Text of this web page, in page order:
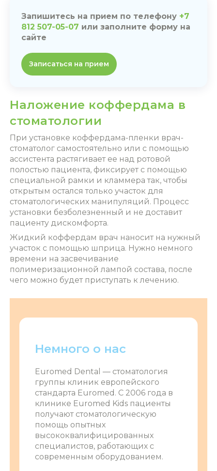
Запишитесь на прием по телефону +7
812 507-05-07 или заполните форму на
сайте
Записаться на прием
Наложение коффердама в
стоматологии
При установке коффердама-пленки врач-
стоматолог самостоятельно или с помощью
ассистента растягивает ее над ротовой
полостью пациента, фиксирует с помощью
специальной рамки и кламмера так, чтобы
открытым остался только участок для
стоматологических манипуляций. Процесс
установки безболезненный и не доставит
пациенту дискомфорта.
Жидкий коффердам врач наносит на нужный
участок с помощью шприца. Нужно немного
времени на засвечивание
полимеризационной лампой состава, после
чего можно будет приступать к лечению.
Немного о нас
Euromed Dental ― стоматология
группы клиник европейского
стандарта Euromed. С 2006 года в
клинике Euromed Kids пациенты
получают стоматологическую
помощь опытных
высококвалифицированных
специалистов, работающих с
современным оборудованием.